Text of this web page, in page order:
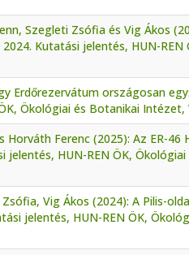
Szegleti Zsófia és Vig Ákos
Kutatási jelentés, HUN-REN
Erdőrezervátum országosan
Ökológiai és Botanikai
Ferenc (2025): Az ER-46
HUN-REN ÖK,
Vig Ákos (2024): A Pilis-
jelentés, HUN-REN ÖK,